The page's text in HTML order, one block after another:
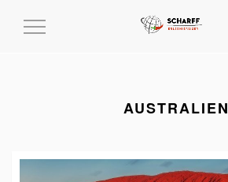
MENÜ
AUSTRALIEN